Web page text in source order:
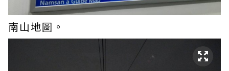
南山地圖。